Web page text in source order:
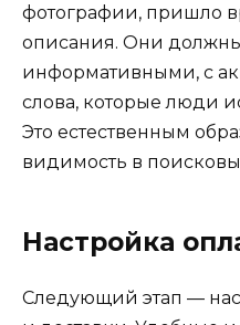
фотографии, пришло
описания. Они
информативными, с
слова, которые люди
Это естественным
видимость в
Настройка
Следующий этап —